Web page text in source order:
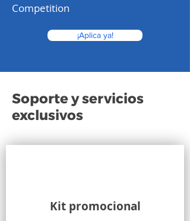
Competition
¡Aplica ya!
Soporte y servicios
exclusivos
Kit promocional